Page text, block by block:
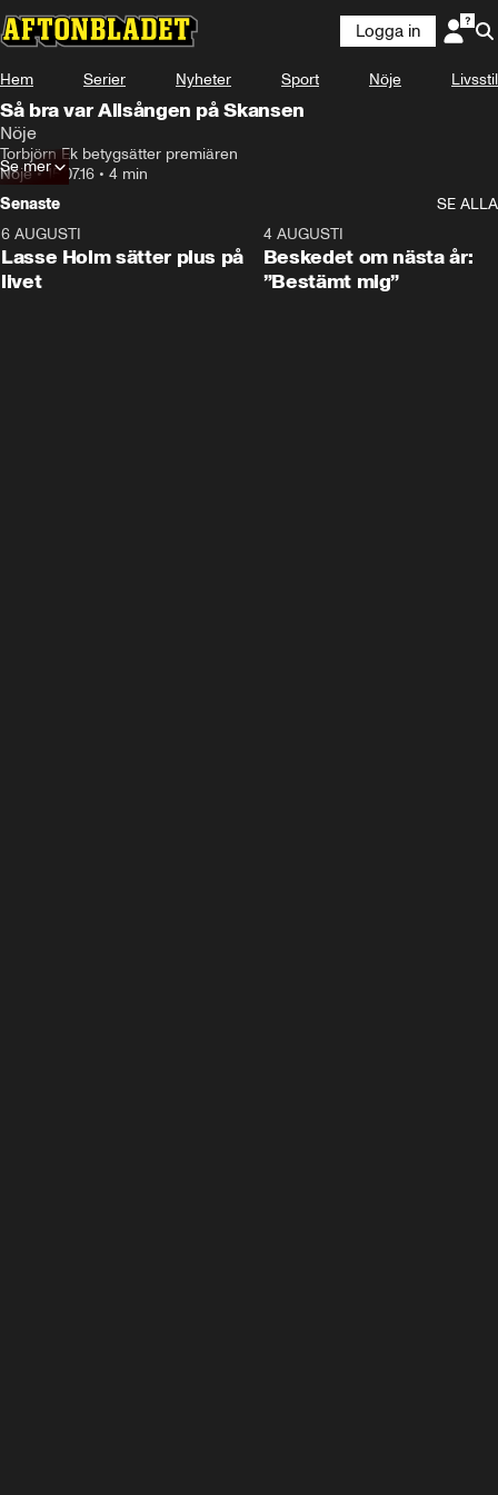
Logga in
Hem Serier Nyheter Sport Nöje Livsstil
Så bra var Allsången på Skansen
Nöje
Torbjörn Ek betygsätter premiären
Nöje•15.07.16 • 4 min
Se mer
Senaste
SE ALLA
6 AUGUSTI
Lasse Holm sätter plus på
livet
4 AUGUSTI
Beskedet om nästa år:
”Bestämt mig”